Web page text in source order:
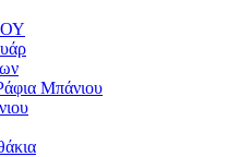
Μπάνιου